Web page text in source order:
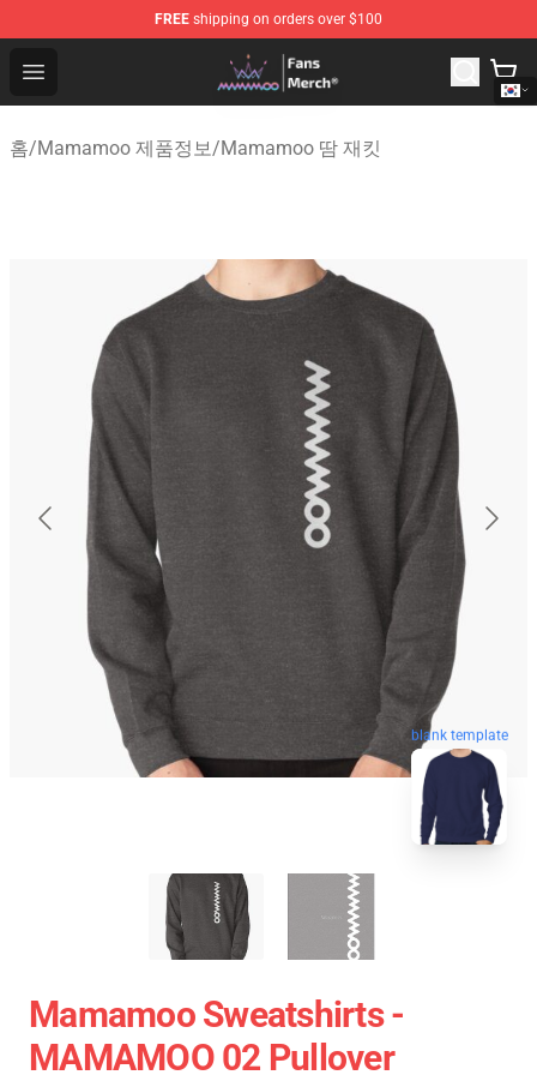
FREE shipping on orders over $100
Open menu
Mamamoo Store - Official Mamamoo Merchandise Shop
홈/Mamamoo 제품정보/Mamamoo 땀 재킷
blank template
Mamamoo Sweatshirts -
MAMAMOO 02 Pullover